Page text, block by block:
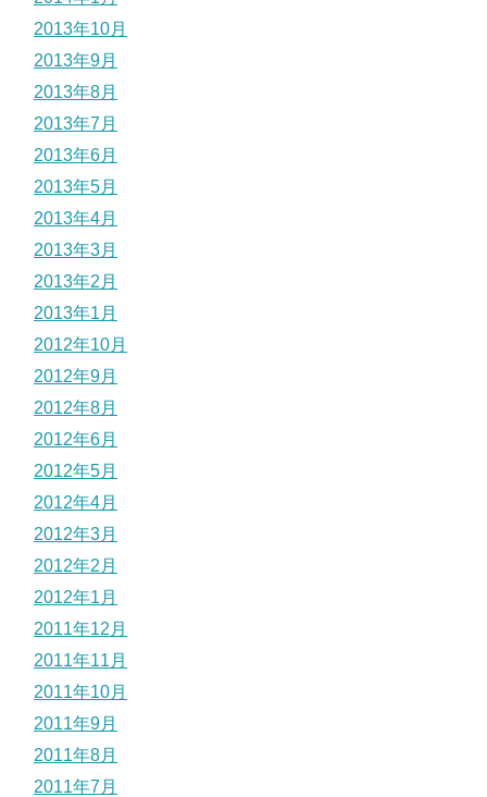
2013年10月
2013年9月
2013年8月
2013年7月
2013年6月
2013年5月
2013年4月
2013年3月
2013年2月
2013年1月
2012年10月
2012年9月
2012年8月
2012年6月
2012年5月
2012年4月
2012年3月
2012年2月
2012年1月
2011年12月
2011年11月
2011年10月
2011年9月
2011年8月
2011年7月